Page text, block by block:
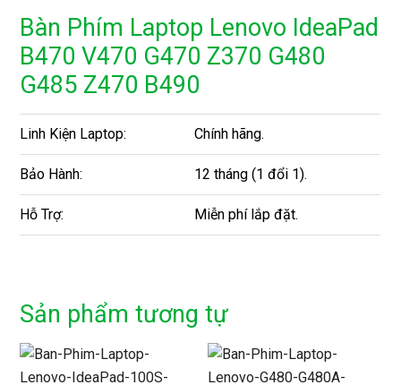
Bàn Phím Laptop Lenovo IdeaPad
B470 V470 G470 Z370 G480
G485 Z470 B490
Linh Kiện Laptop: Chính hãng.
Bảo Hành: 12 tháng (1 đổi 1).
Hỗ Trợ: Miễn phí lắp đặt.
Sản phẩm tương tự